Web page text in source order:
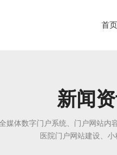
首页
新闻
媒体数字门户系统、门户网站内
医院门户网站建设、小